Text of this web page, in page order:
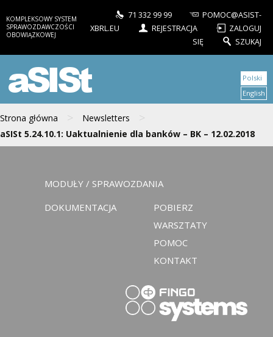
KOMPLEKSOWY SYSTEM
SPRAWOZDAWCZOŚCI
OBOWIĄZKOWEJ
71 332 99 99
POMOC@ASIST-
XBRL.EU
REJESTRACJA
ZALOGUJ
SIĘ
SZUKAJ
aSISt
Strona główna > Newsletters >
aSISt 5.24.10.1: Uaktualnienie dla banków – BK – 12.02.2018
Polski
English
MODUŁY / SPRAWOZDANIA
DOKUMENTACJA
POBIERZ
WARSZTATY
POMOC
KONTAKT